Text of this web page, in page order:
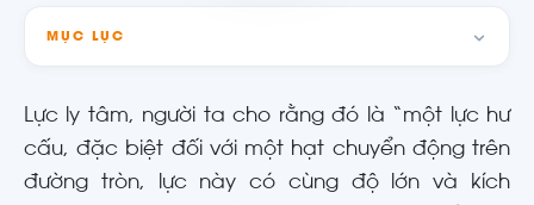
MỤC LỤC
Lực ly tâm, người ta cho rằng đó là “một lực hư
cấu, đặc biệt đối với một hạt chuyển động trên
đường tròn, lực này có cùng độ lớn và kích